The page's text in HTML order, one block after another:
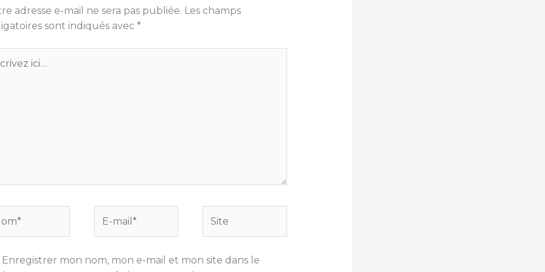
adresse e-mail ne sera pas publiée. Les champs
sont indiqués avec *
mail*
Enregistrer mon nom, mon e-mail et mon site dans le